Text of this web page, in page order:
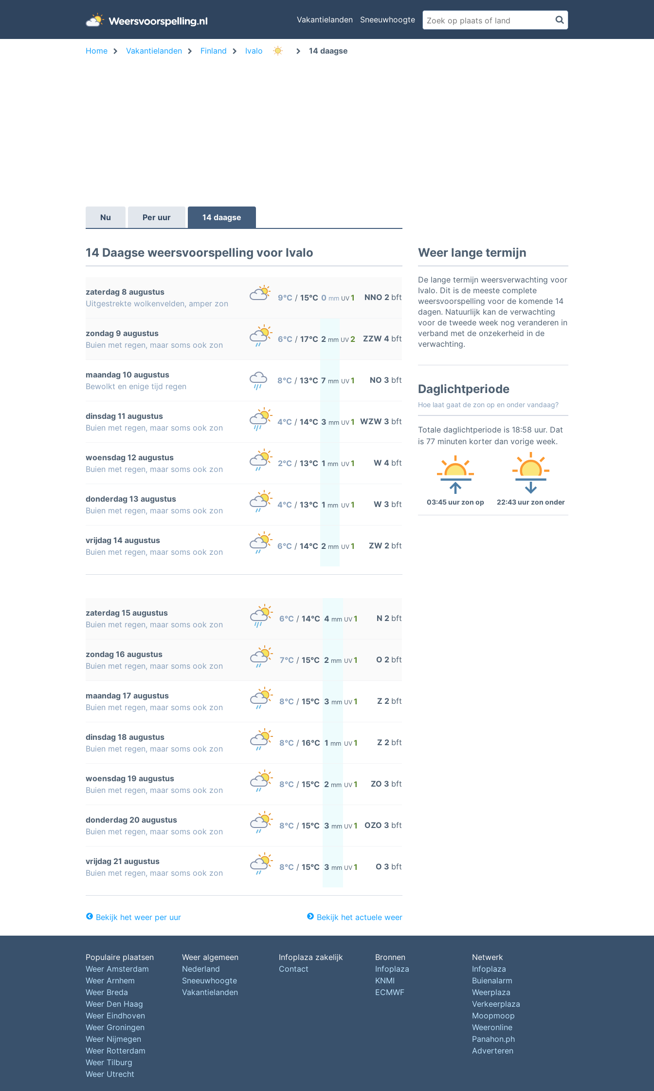
Vakantielanden Sneeuwhoogte
Home Vakantielanden Finland Ivalo 14 daagse
Nu Per uur 14 daagse
14 Daagse weersvoorspelling voor Ivalo
zaterdag 8 augustus
Uitgestrekte wolkenvelden, amper zon
9°C / 15°C 0 mm UV 1 NNO 2 bft
zondag 9 augustus
Buien met regen, maar soms ook zon
6°C / 17°C 2 mm UV 2 ZZW 4 bft
maandag 10 augustus
Bewolkt en enige tijd regen
8°C / 13°C 7 mm UV 1 NO 3 bft
dinsdag 11 augustus
Buien met regen, maar soms ook zon
4°C / 14°C 3 mm UV 1 WZW 3 bft
woensdag 12 augustus
Buien met regen, maar soms ook zon
2°C / 13°C 1 mm UV 1 W 4 bft
donderdag 13 augustus
Buien met regen, maar soms ook zon
4°C / 13°C 1 mm UV 1 W 3 bft
vrijdag 14 augustus
Buien met regen, maar soms ook zon
6°C / 14°C 2 mm UV 1 ZW 2 bft
zaterdag 15 augustus
Buien met regen, maar soms ook zon
6°C / 14°C 4 mm UV 1 N 2 bft
zondag 16 augustus
Buien met regen, maar soms ook zon
7°C / 15°C 2 mm UV 1 O 2 bft
maandag 17 augustus
Buien met regen, maar soms ook zon
8°C / 15°C 3 mm UV 1 Z 2 bft
dinsdag 18 augustus
Buien met regen, maar soms ook zon
8°C / 16°C 1 mm UV 1 Z 2 bft
woensdag 19 augustus
Buien met regen, maar soms ook zon
8°C / 15°C 2 mm UV 1 ZO 3 bft
donderdag 20 augustus
Buien met regen, maar soms ook zon
8°C / 15°C 3 mm UV 1 OZO 3 bft
vrijdag 21 augustus
Buien met regen, maar soms ook zon
8°C / 15°C 3 mm UV 1 O 3 bft
Bekijk het weer per uur Bekijk het actuele weer
Weer lange termijn
De lange termijn weersverwachting voor
Ivalo. Dit is de meeste complete
weersvoorspelling voor de komende 14
dagen. Natuurlijk kan de verwachting
voor de tweede week nog veranderen in
verband met de onzekerheid in de
verwachting.
Daglichtperiode
Hoe laat gaat de zon op en onder vandaag?
Totale daglichtperiode is 18:58 uur. Dat
is 77 minuten korter dan vorige week.
03:45 uur zon op 22:43 uur zon onder
Populaire plaatsen
Weer Amsterdam
Weer Arnhem
Weer Breda
Weer Den Haag
Weer Eindhoven
Weer Groningen
Weer Nijmegen
Weer Rotterdam
Weer Tilburg
Weer Utrecht
Weer algemeen
Nederland
Sneeuwhoogte
Vakantielanden
Infoplaza zakelijk
Contact
Bronnen
Infoplaza
KNMI
ECMWF
Netwerk
Infoplaza
Buienalarm
Weerplaza
Verkeerplaza
Moopmoop
Weeronline
Panahon.ph
Adverteren